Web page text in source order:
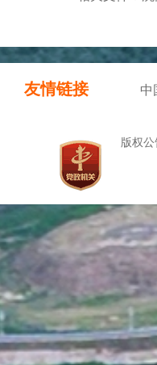
友情链接 中
版权